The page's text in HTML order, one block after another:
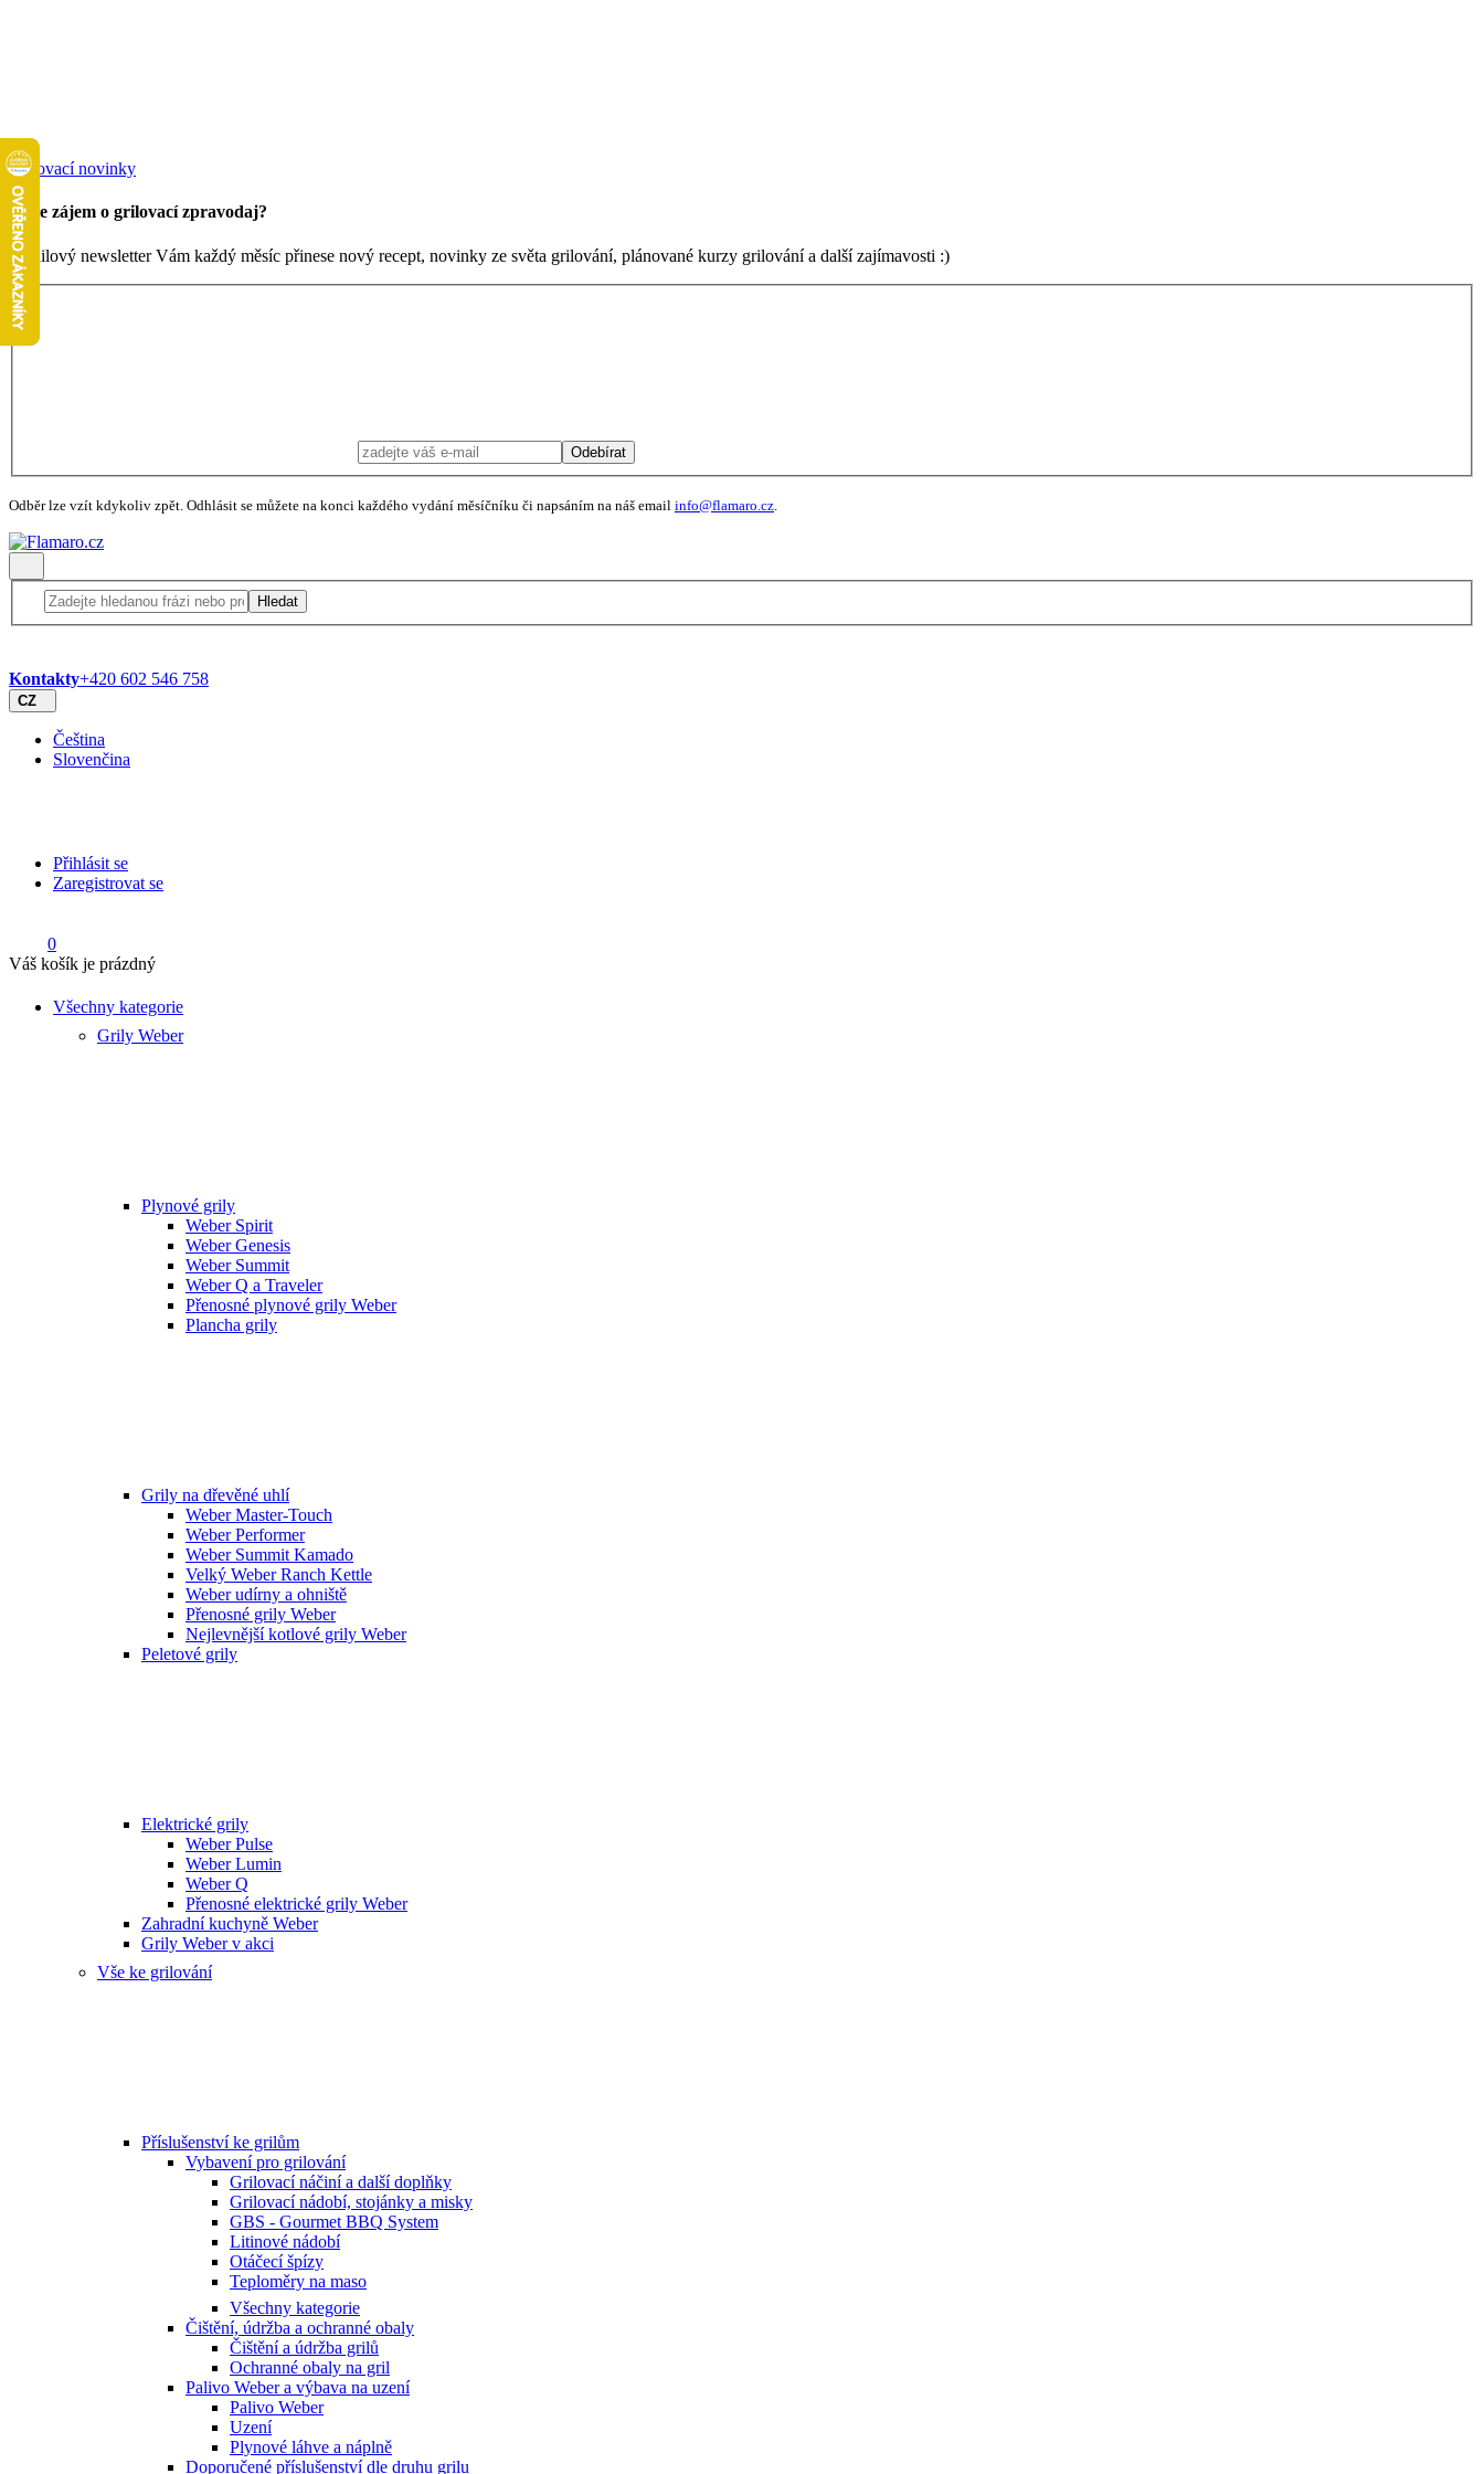
Grilovací novinky
Máte zájem o grilovací zpravodaj?
Emailový newsletter Vám každý měsíc přinese nový recept, novinky ze světa grilování, plánované kurzy grilování a další zajímavosti :)
Odebírat
Odběr lze vzít kdykoliv zpět. Odhlásit se můžete na konci každého vydání měsíčníku či napsáním na náš email info@flamaro.cz.
Hledat
Kontakty+420 602 546 758
CZ
Čeština
Slovenčina
Přihlásit se
Zaregistrovat se
0
Váš košík je prázdný
Všechny kategorie
Grily Weber
Plynové grily
Weber Spirit
Weber Genesis
Weber Summit
Weber Q a Traveler
Přenosné plynové grily Weber
Plancha grily
Grily na dřevěné uhlí
Weber Master-Touch
Weber Performer
Weber Summit Kamado
Velký Weber Ranch Kettle
Weber udírny a ohniště
Přenosné grily Weber
Nejlevnější kotlové grily Weber
Peletové grily
Elektrické grily
Weber Pulse
Weber Lumin
Weber Q
Přenosné elektrické grily Weber
Zahradní kuchyně Weber
Grily Weber v akci
Vše ke grilování
Příslušenství ke grilům
Vybavení pro grilování
Grilovací náčiní a další doplňky
Grilovací nádobí, stojánky a misky
GBS - Gourmet BBQ System
Litinové nádobí
Otáčecí špízy
Teploměry na maso
Všechny kategorie
Čištění, údržba a ochranné obaly
Čištění a údržba grilů
Ochranné obaly na gril
Palivo Weber a výbava na uzení
Palivo Weber
Uzení
Plynové láhve a náplně
Doporučené příslušenství dle druhu grilu